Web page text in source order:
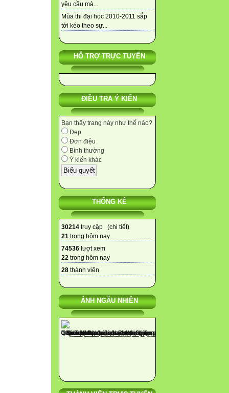
yêu cầu mà...
Mùa thi đại học 2010-2011 sắp
tới kéo theo sự...
HỖ TRỢ TRỰC TUYẾN
ĐIỀU TRA Ý KIẾN
Bạn thấy trang này như thế nào?
Đẹp
Đơn điệu
Bình thường
Ý kiến khác
THỐNG KÊ
30214 truy cập (chi tiết)
21 trong hôm nay
74536 lượt xem
22 trong hôm nay
28 thành viên
ẢNH NGẪU NHIÊN